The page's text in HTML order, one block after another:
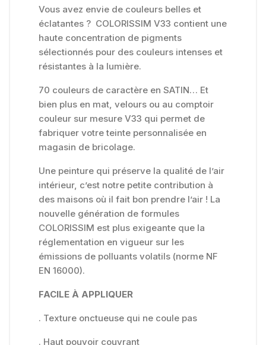
Vous avez envie de couleurs belles et
éclatantes ? COLORISSIM V33 contient une
haute concentration de pigments
sélectionnés pour des couleurs intenses et
résistantes à la lumière.
70 couleurs de caractère en SATIN… Et
bien plus en mat, velours ou au comptoir
couleur sur mesure V33 qui permet de
fabriquer votre teinte personnalisée en
magasin de bricolage.
Une peinture qui préserve la qualité de l’air
intérieur, c’est notre petite contribution à
des maisons où il fait bon prendre l’air ! La
nouvelle génération de formules
COLORISSIM est plus exigeante que la
réglementation en vigueur sur les
émissions de polluants volatils (norme NF
EN 16000).
FACILE À APPLIQUER
. Texture onctueuse qui ne coule pas
. Haut pouvoir couvrant